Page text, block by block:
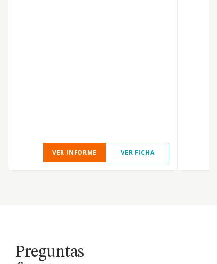
VER INFORME VER FICHA
Preguntas